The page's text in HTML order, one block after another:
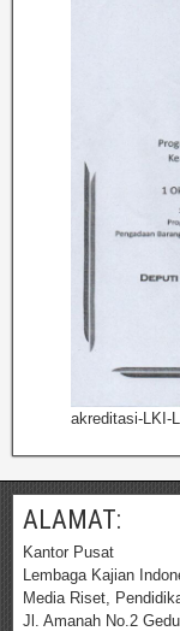
akreditasi-LKI-
ALAMAT:
Kantor Pusat
Lembaga Kajian
Media Riset,
Jl. Amanah No.2